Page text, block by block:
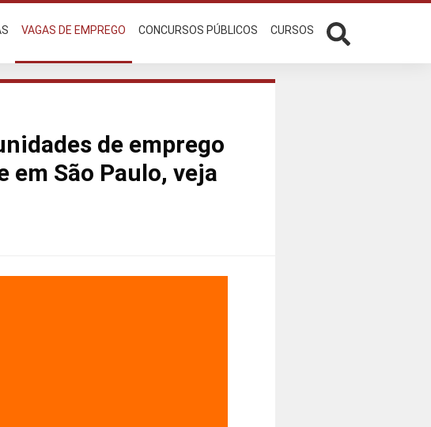
VAGAS DE EMPREGO CONCURSOS PÚBLICOS CURSOS
de emprego
em São Paulo, veja